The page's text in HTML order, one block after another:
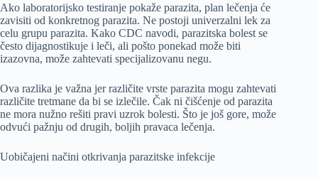
Ako laboratorijsko testiranje pokaže parazita, plan lečenja će
zavisiti od konkretnog parazita. Ne postoji univerzalni lek za
celu grupu parazita. Kako CDC navodi, parazitska bolest se
često dijagnostikuje i leči, ali pošto ponekad može biti
izazovna, može zahtevati specijalizovanu negu.
Ova razlika je važna jer različite vrste parazita mogu zahtevati
različite tretmane da bi se izlečile. Čak ni čišćenje od parazita
ne mora nužno rešiti pravi uzrok bolesti. Što je još gore, može
odvući pažnju od drugih, boljih pravaca lečenja.
Uobičajeni načini otkrivanja parazitske infekcije